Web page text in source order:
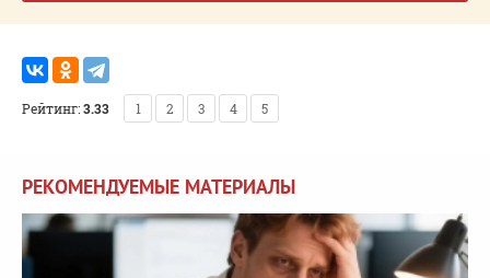
Рейтинг:3.33 1 2 3 4 5
РЕКОМЕНДУЕМЫЕ МАТЕРИАЛЫ